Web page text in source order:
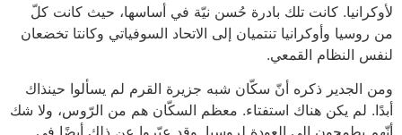
لأوكرانيا. كانت تلك بادرة حُسن نيّة في أساسها، حيث كانت كلّ
من روسيا وأوكرانيا تنتميان إلى الاتحاد السوفياتي وكانتا تخضعان
لنفس النظام القمعي.
ومن الجدير ذكره أنّ سكّان شبه جزيرة القرم لم يسألوا حينذاك
أبدًا. لم يكن هناك استفتاء. معظم السكّان هم من الرّوس، ولا شك